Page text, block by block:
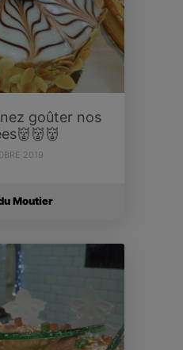
goûter nos
2019
Moutier